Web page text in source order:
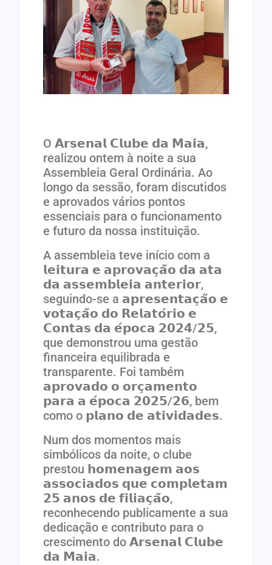
O 𝗔𝗿𝘀𝗲𝗻𝗮𝗹 𝗖𝗹𝘂𝗯𝗲 𝗱𝗮 𝗠𝗮𝗶𝗮,
realizou ontem à noite a sua
Assembleia Geral Ordinária. Ao
longo da sessão, foram discutidos
e aprovados vários pontos
essenciais para o funcionamento
e futuro da nossa instituição.
A assembleia teve início com a
𝗹𝗲𝗶𝘁𝘂𝗿𝗮 𝗲 𝗮𝗽𝗿𝗼𝘃𝗮𝗰̧𝗮̃𝗼 𝗱𝗮 𝗮𝘁𝗮
𝗱𝗮 𝗮𝘀𝘀𝗲𝗺𝗯𝗹𝗲𝗶𝗮 𝗮𝗻𝘁𝗲𝗿𝗶𝗼𝗿,
seguindo-se a 𝗮𝗽𝗿𝗲𝘀𝗲𝗻𝘁𝗮𝗰̧𝗮̃𝗼 𝗲
𝘃𝗼𝘁𝗮𝗰̧𝗮̃𝗼 𝗱𝗼 𝗥𝗲𝗹𝗮𝘁𝗼́𝗿𝗶𝗼 𝗲
𝗖𝗼𝗻𝘁𝗮𝘀 𝗱𝗮 𝗲́𝗽𝗼𝗰𝗮 𝟮𝟬𝟮𝟰/𝟮𝟱,
que demonstrou uma gestão
financeira equilibrada e
transparente. Foi também
𝗮𝗽𝗿𝗼𝘃𝗮𝗱𝗼 𝗼 𝗼𝗿𝗰̧𝗮𝗺𝗲𝗻𝘁𝗼
𝗽𝗮𝗿𝗮 𝗮 𝗲́𝗽𝗼𝗰𝗮 𝟮𝟬𝟮𝟱/𝟮𝟲, bem
como o 𝗽𝗹𝗮𝗻𝗼 𝗱𝗲 𝗮𝘁𝗶𝘃𝗶𝗱𝗮𝗱𝗲𝘀.
Num dos momentos mais
simbólicos da noite, o clube
prestou 𝗵𝗼𝗺𝗲𝗻𝗮𝗴𝗲𝗺 𝗮𝗼𝘀
𝗮𝘀𝘀𝗼𝗰𝗶𝗮𝗱𝗼𝘀 𝗾𝘂𝗲 𝗰𝗼𝗺𝗽𝗹𝗲𝘁𝗮𝗺
𝟮𝟱 𝗮𝗻𝗼𝘀 𝗱𝗲 𝗳𝗶𝗹𝗶𝗮𝗰̧𝗮̃𝗼,
reconhecendo publicamente a sua
dedicação e contributo para o
crescimento do 𝗔𝗿𝘀𝗲𝗻𝗮𝗹 𝗖𝗹𝘂𝗯𝗲
𝗱𝗮 𝗠𝗮𝗶𝗮.